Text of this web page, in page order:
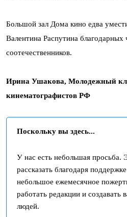
Большой зал Дома кино едва
Валентина Распутина благодарных
соотечественников.
Ирина Ушакова, Молодежный
кинематографистов РФ
Поскольку вы здесь...
У нас есть небольшая просьба.
рассказать благодаря
небольшое ежемесячное
работать редакции и создавать
людей.